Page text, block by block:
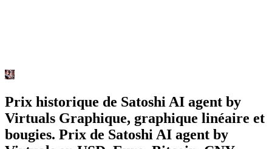
Prix historique de Satoshi AI agent by
Virtuals Graphique, graphique linéaire et
bougies. Prix de Satoshi AI agent by